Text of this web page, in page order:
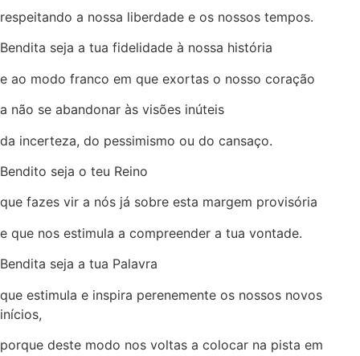
respeitando a nossa liberdade e os nossos tempos.
Bendita seja a tua fidelidade à nossa história
e ao modo franco em que exortas o nosso coração
a não se abandonar às visões inúteis
da incerteza, do pessimismo ou do cansaço.
Bendito seja o teu Reino
que fazes vir a nós já sobre esta margem provisória
e que nos estimula a compreender a tua vontade.
Bendita seja a tua Palavra
que estimula e inspira perenemente os nossos novos
inícios,
porque deste modo nos voltas a colocar na pista em